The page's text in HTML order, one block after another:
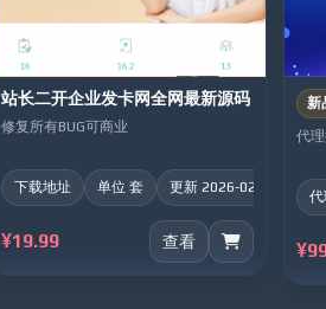
站长二开企业发卡网全网最新源码
修复所有BUG可商业
下载地址 单位 套 更新 2026-02-01
¥19.99 查看
新
代
代